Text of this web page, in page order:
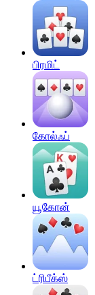
பிரமிட்
கோல்ஃப்
யூகோன்
ட்ரிபீக்ஸ்